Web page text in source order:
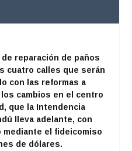
reparación de paños
cuatro calles que serán
con las reformas a
cambios en el centro
que la Intendencia
lleva adelante, con
el fideicomiso
de dólares.